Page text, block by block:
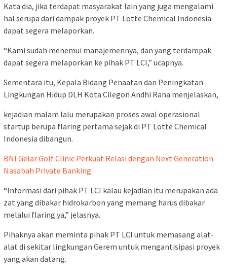
Kata dia, jika terdapat masyarakat lain yang juga mengalami
hal serupa dari dampak proyek PT Lotte Chemical Indonesia
dapat segera melaporkan.
“Kami sudah menemui manajemennya, dan yang terdampak
dapat segera melaporkan ke pihak PT LCI,” ucapnya.
Sementara itu, Kepala Bidang Penaatan dan Peningkatan
Lingkungan Hidup DLH Kota Cilegon Andhi Rana menjelaskan,
kejadian malam lalu merupakan proses awal operasional
startup berupa flaring pertama sejak di PT Lotte Chemical
Indonesia dibangun.
BNI Gelar Golf Clinic Perkuat Relasi dengan Next Generation
Nasabah Private Banking
“Informasi dari pihak PT LCI kalau kejadian itu merupakan ada
zat yang dibakar hidrokarbon yang memang harus dibakar
melalui flaring ya,” jelasnya.
Pihaknya akan meminta pihak PT LCI untuk memasang alat-
alat di sekitar lingkungan Gerem untuk mengantisipasi proyek
yang akan datang.